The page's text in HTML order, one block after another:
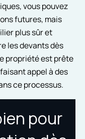
vous pouvez
futures, mais
plus sûr et
les devants dès
propriété est prête
appel à des
ce processus.